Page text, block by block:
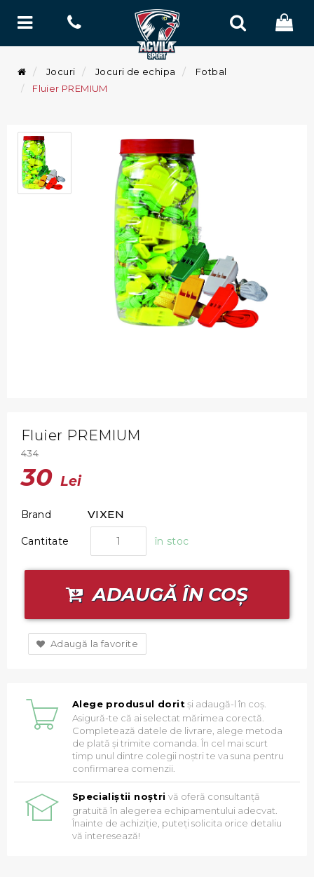
Jocuri Jocuri de echipa
Fotbal
Fluier PREMIUM
Fluier PREMIUM
434
30Lei
Brand VIXEN
Cantitate în stoc
ADAUGĂ ÎN COȘ
Adaugă la favorite
Alege produsul doritși adaugă-l în coș.
Asigură-te că ai selectat mărimea corectă.
Completează datele de livrare, alege metoda
de plată și trimite comanda. În cel mai scurt
timp unul dintre colegii noștri te va suna pentru
confirmarea comenzii.
Specialiștii noștri vă oferă consultanță
gratuită în alegerea echipamentului adecvat.
Înainte de achiziție, puteți solicita orice detaliu
vă interesează!